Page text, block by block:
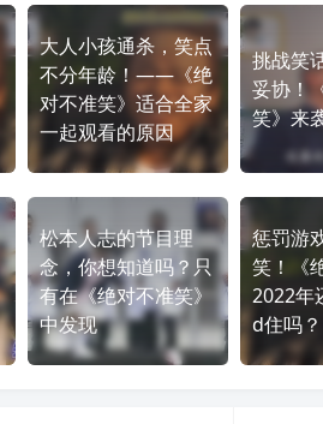
大人小孩通杀，笑点
不分年龄！——《绝
对不准笑》适合全家
一起观看的原因
挑战笑
妥协！
笑》来
松本人志的节目理
念，你想知道吗？只
有在《绝对不准笑》
中发现
惩罚游
笑！《
2022年
d住吗？